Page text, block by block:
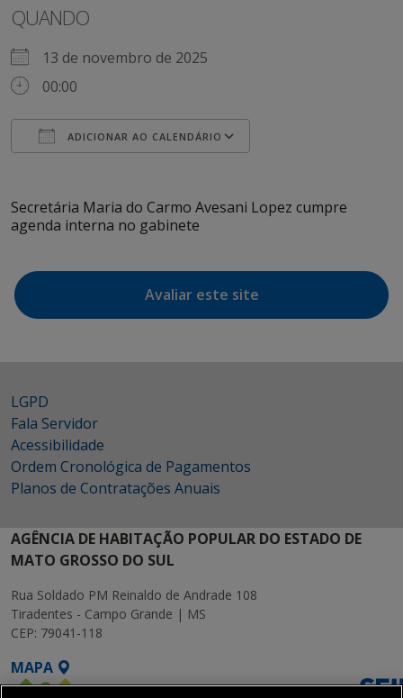
QUANDO
13 de novembro de 2025
00:00
ADICIONAR AO CALENDÁRIO
Secretária Maria do Carmo Avesani Lopez cumpre
agenda interna no gabinete
Avaliar este site
LGPD
Fala Servidor
Acessibilidade
Ordem Cronológica de Pagamentos
Planos de Contratações Anuais
AGÊNCIA DE HABITAÇÃO POPULAR DO ESTADO DE
MATO GROSSO DO SUL
Rua Soldado PM Reinaldo de Andrade 108
Tiradentes - Campo Grande | MS
CEP: 79041-118
MAPA